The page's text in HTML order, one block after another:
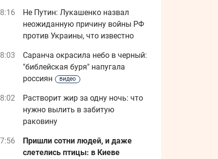
Не Путин: Лукашенко назвал
неожиданную причину войны РФ
против Украины, что известно
Саранча окрасила небо в черный:
"библейская буря" напугала
россиян
видео
Растворит жир за одну ночь: что
нужно вылить в забитую
раковину
Пришли сотни людей, и даже
слетелись птицы: в Киеве